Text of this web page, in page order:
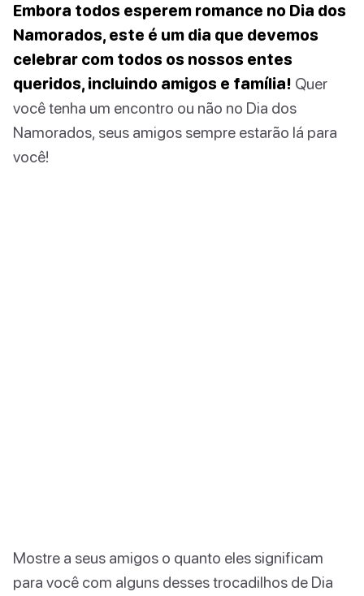
Embora todos esperem romance no Dia dos
Namorados, este é um dia que devemos
celebrar com todos os nossos entes
queridos, incluindo amigos e família! Quer
você tenha um encontro ou não no Dia dos
Namorados, seus amigos sempre estarão lá para
você!
Mostre a seus amigos o quanto eles significam
para você com alguns desses trocadilhos de Dia